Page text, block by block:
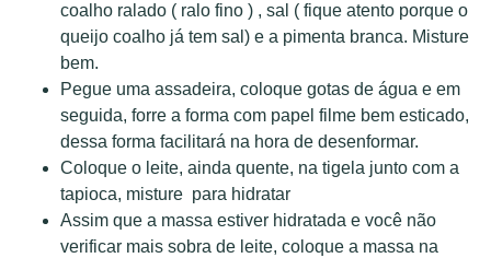
coalho ralado ( ralo fino ) , sal ( fique atento porque o
queijo coalho já tem sal) e a pimenta branca. Misture
bem.
Pegue uma assadeira, coloque gotas de água e em
seguida, forre a forma com papel filme bem esticado,
dessa forma facilitará na hora de desenformar.
Coloque o leite, ainda quente, na tigela junto com a
tapioca, misture para hidratar
Assim que a massa estiver hidratada e você não
verificar mais sobra de leite, coloque a massa na